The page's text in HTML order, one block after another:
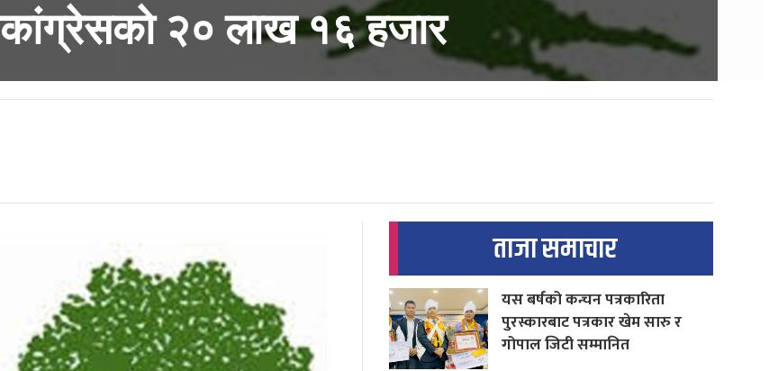
२० लाख १६ हजार
ताजा समाचार
यस बर्षको कन्चन पत्रकारिता
पुरस्कारबाट पत्रकार खेम सारु र
गोपाल जिटी सम्मानित